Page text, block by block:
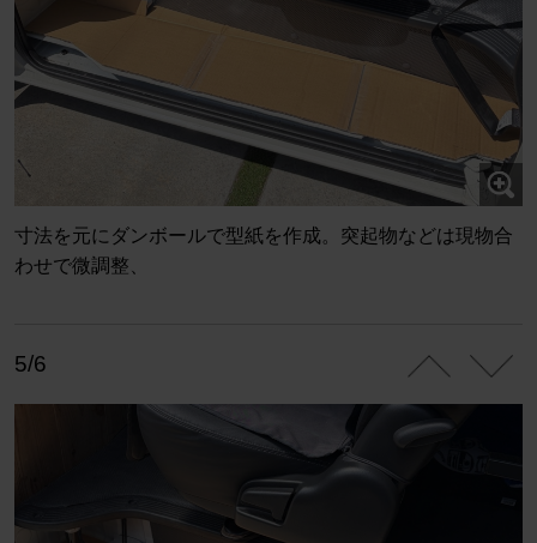
寸法を元にダンボールで型紙を作成。突起物などは現物合
わせで微調整、
5/6